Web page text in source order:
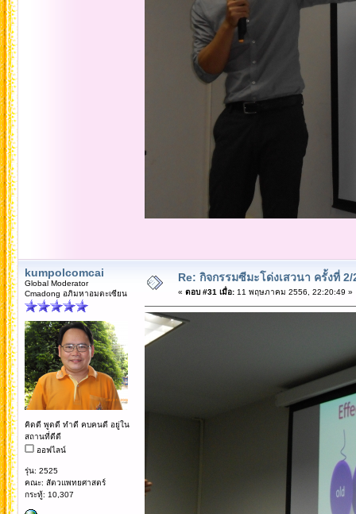
kumpolcomcai
Global Moderator
Cmadong อภิมหาอมตะเซียน
คิดดี พูดดี ทำดี คบคนดี อยู่ใน
สถานที่ดีดี
ออฟไลน์
รุ่น: 2525
คณะ: สัตวแพทยศาสตร์
กระทู้: 10,307
Re: กิจกรรมซีมะโด่งเสวนา ครั้งที่
« ตอบ #31 เมื่อ:11 พฤษภาคม 2556, 22:20:49 »